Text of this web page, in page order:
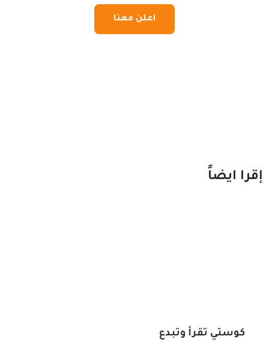
اعلن معنا
إقرا ايضاً
كوستي تقرأ وتبدع